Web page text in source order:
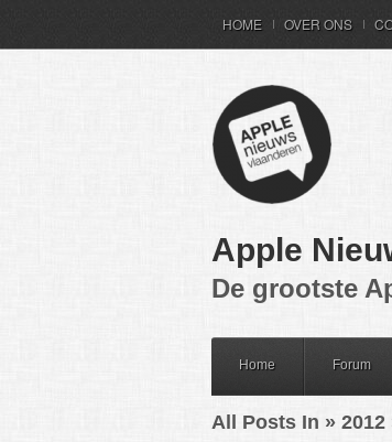
HOME OVER ONS
Apple
De grootste
Home Forum
All Posts In » 2012